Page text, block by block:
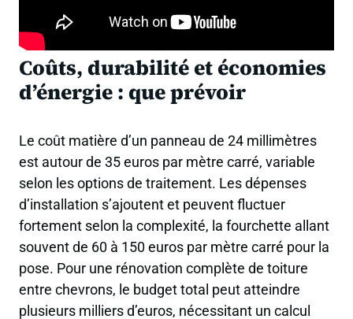
Coûts, durabilité et économies
d’énergie : que prévoir
Le coût matière d’un panneau de 24 millimètres
est autour de 35 euros par mètre carré, variable
selon les options de traitement. Les dépenses
d’installation s’ajoutent et peuvent fluctuer
fortement selon la complexité, la fourchette allant
souvent de 60 à 150 euros par mètre carré pour la
pose. Pour une rénovation complète de toiture
entre chevrons, le budget total peut atteindre
plusieurs milliers d’euros, nécessitant un calcul